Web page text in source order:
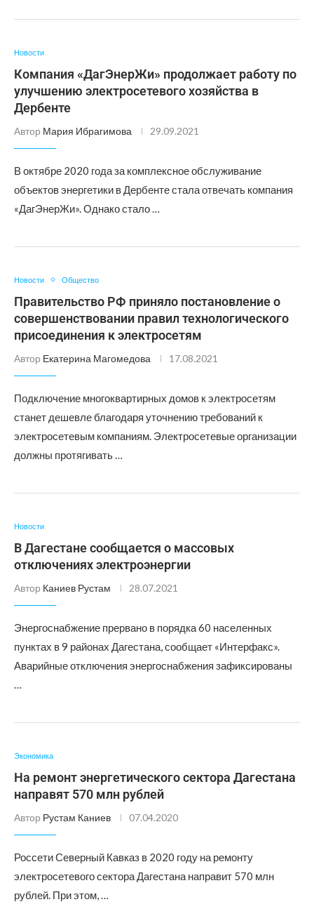
Новости
Компания «ДагЭнерЖи» продолжает работу по
улучшению электросетевого хозяйства в
Дербенте
Автор Мария Ибрагимова 29.09.2021
В октябре 2020 года за комплексное обслуживание
объектов энергетики в Дербенте стала отвечать компания
«ДагЭнерЖи». Однако стало …
Новости Общество
Правительство РФ приняло постановление о
совершенствовании правил технологического
присоединения к электросетям
Автор Екатерина Магомедова 17.08.2021
Подключение многоквартирных домов к электросетям
станет дешевле благодаря уточнению требований к
электросетевым компаниям. Электросетевые организации
должны протягивать …
Новости
В Дагестане сообщается о массовых
отключениях электроэнергии
Автор Каниев Рустам 28.07.2021
Энергоснабжение прервано в порядка 60 населенных
пунктах в 9 районах Дагестана, сообщает «Интерфакс».
Аварийные отключения энергоснабжения зафиксированы
…
Экономика
На ремонт энергетического сектора Дагестана
направят 570 млн рублей
Автор Рустам Каниев 07.04.2020
Россети Северный Кавказ в 2020 году на ремонту
электросетевого сектора Дагестана направит 570 млн
рублей. При этом, …